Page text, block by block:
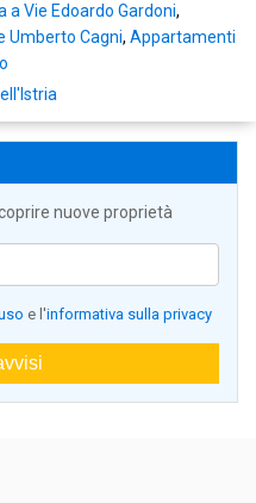
Vie Edoardo Gardoni,
Umberto Cagni, Appartamenti
nuove proprietà
e l'informativa sulla privacy